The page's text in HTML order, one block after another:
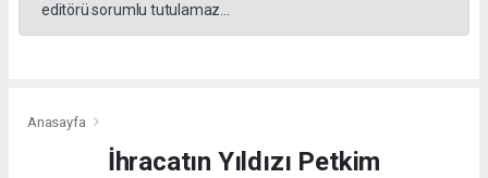
editörü sorumlu tutulamaz...
Anasayfa
İhracatın Yıldızı Petkim